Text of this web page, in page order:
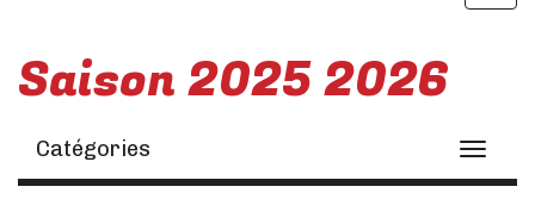
Saison 2025 2026
Toggle
Catégories